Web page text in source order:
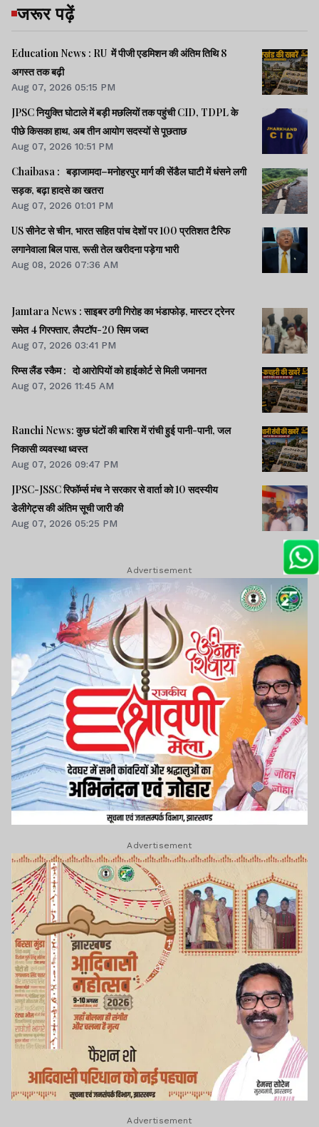
जरूर पढ़ें
Education News : RU में पीजी एडमिशन की अंतिम तिथि 8
अगस्त तक बढ़ी
Aug 07, 2026 05:15 PM
JPSC नियुक्ति घोटाले में बड़ी मछलियों तक पहुंची CID, TDPL के
पीछे किसका हाथ, अब तीन आयोग सदस्यों से पूछताछ
Aug 07, 2026 10:51 PM
Chaibasa : बड़ाजामदा–मनोहरपुर मार्ग की सेंडैल घाटी में धंसने लगी
सड़क, बढ़ा हादसे का खतरा
Aug 07, 2026 01:01 PM
US सीनेट से चीन, भारत सहित पांच देशों पर 100 प्रतिशत टैरिफ
लगानेवाला बिल पास, रूसी तेल खरीदना पड़ेगा भारी
Aug 08, 2026 07:36 AM
Jamtara News : साइबर ठगी गिरोह का भंडाफोड़, मास्टर ट्रेनर
समेत 4 गिरफ्तार, लैपटॉप-20 सिम जब्त
Aug 07, 2026 03:41 PM
रिम्स लैंड स्कैम : दो आरोपियों को हाईकोर्ट से मिली जमानत
Aug 07, 2026 11:45 AM
Ranchi News: कुछ घंटों की बारिश में रांची हुई पानी-पानी, जल
निकासी व्यवस्था ध्वस्त
Aug 07, 2026 09:47 PM
JPSC-JSSC रिफॉर्म्स मंच ने सरकार से वार्ता को 10 सदस्यीय
डेलीगेट्स की अंतिम सूची जारी की
Aug 07, 2026 05:25 PM
Advertisement
Advertisement
Advertisement